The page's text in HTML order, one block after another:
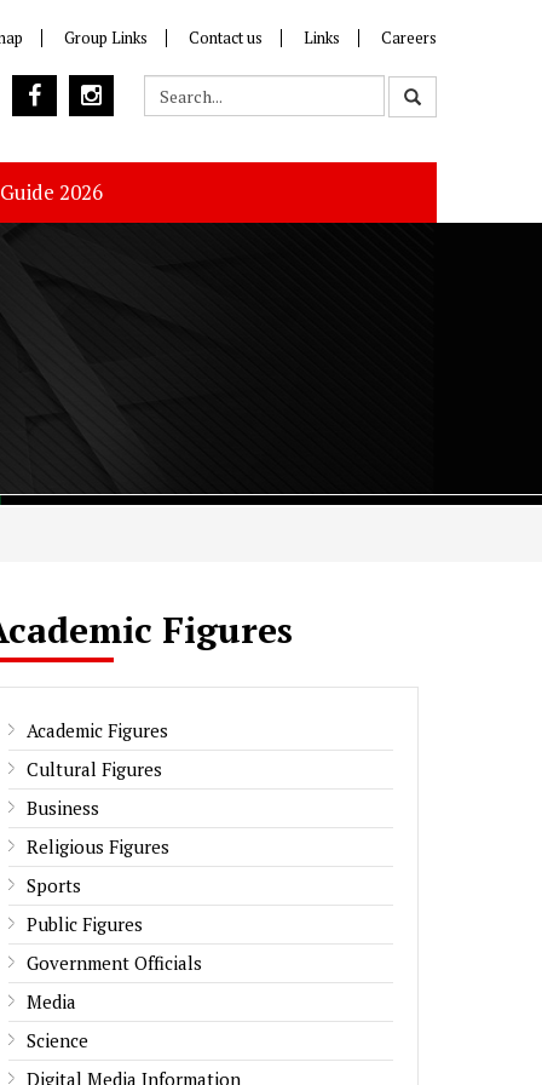
Group Links Contact us Links Careers
2026
Figures
Academic Figures
Cultural Figures
Business
Religious Figures
Sports
Public Figures
Government Officials
Media
Science
Digital Media Information